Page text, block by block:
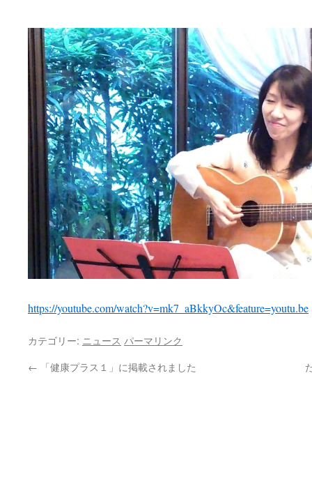
https://youtube.com/watch?v=mk7_aBkkyOc&feature=youtu.be
カテゴリー: ニュース パーマリンク
← 「健康プラス１」に掲載されました